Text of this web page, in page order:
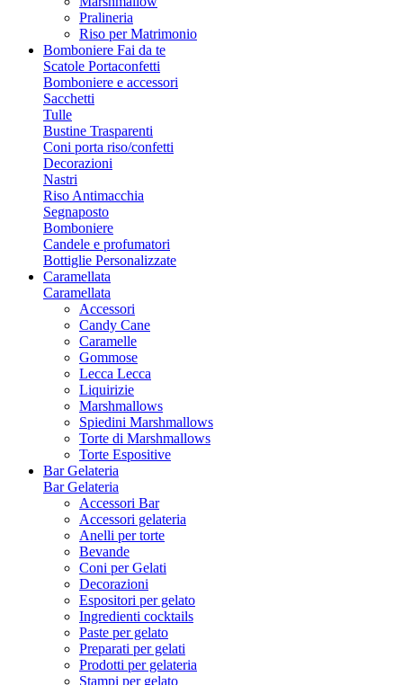
Pralineria
Riso per Matrimonio
Bomboniere Fai da te
Scatole Portaconfetti
Bomboniere e accessori
Sacchetti
Tulle
Bustine Trasparenti
Coni porta riso/confetti
Decorazioni
Nastri
Riso Antimacchia
Segnaposto
Bomboniere
Candele e profumatori
Bottiglie Personalizzate
Caramellata
Caramellata
Accessori
Candy Cane
Caramelle
Gommose
Lecca Lecca
Liquirizie
Marshmallows
Spiedini Marshmallows
Torte di Marshmallows
Torte Espositive
Bar Gelateria
Bar Gelateria
Accessori Bar
Accessori gelateria
Anelli per torte
Bevande
Coni per Gelati
Decorazioni
Espositori per gelato
Ingredienti cocktails
Paste per gelato
Preparati per gelati
Prodotti per gelateria
Stampi per gelato